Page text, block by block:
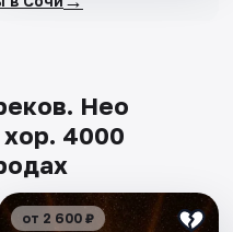
Нео
4000
от 2 600 ₽